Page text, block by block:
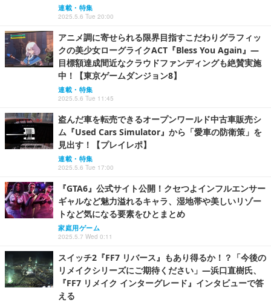
連載・特集
2025.5.6 Tue 20:00
アニメ調に寄せられる限界目指すこだわりグラフィッ
クの美少女ローグライクACT『Bless You Again』―
目標額達成間近なクラウドファンディングも絶賛実施
中！【東京ゲームダンジョン8】
連載・特集
2025.5.6 Tue 11:45
盗んだ車を転売できるオープンワールド中古車販売シ
ム『Used Cars Simulator』から「愛車の防衛策」を
見出す！【プレイレポ】
連載・特集
2025.5.6 Tue 17:00
『GTA6』公式サイト公開！クセつよインフルエンサー
ギャルなど魅力溢れるキャラ、湿地帯や美しいリゾー
トなど気になる要素をひとまとめ
家庭用ゲーム
2025.5.7 Wed 0:11
スイッチ2『FF7 リバース』もあり得るか！？「今後の
リメイクシリーズにご期待ください」―浜口直樹氏、
『FF7 リメイク インターグレード』インタビューで答
える